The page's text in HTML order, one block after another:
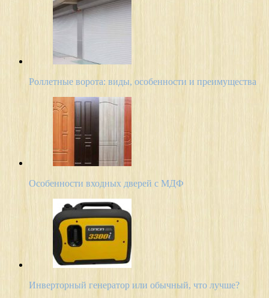
Роллетные ворота: виды, особенности и преимущества
Особенности входных дверей с МДФ
Инверторный генератор или обычный, что лучше?